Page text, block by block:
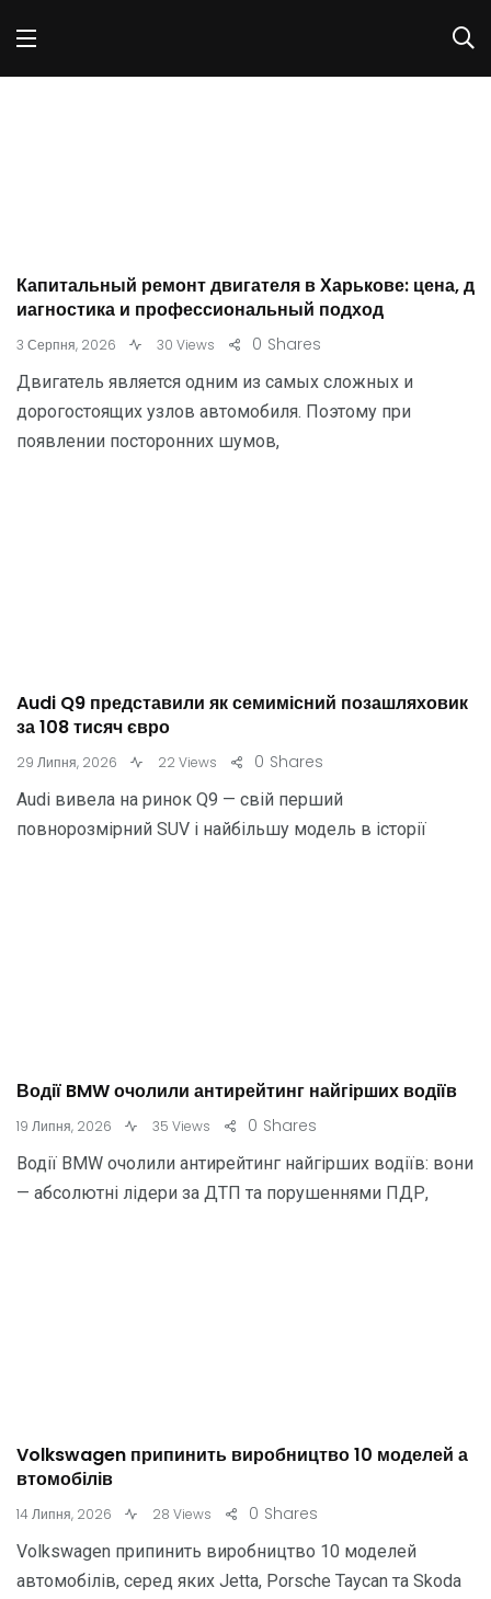
Капитальный ремонт двигателя в Харькове: цена, д
иагностика и профессиональный подход
3 Серпня, 2026 30 Views Shares
0
Двигатель является одним из самых сложных и
дорогостоящих узлов автомобиля. Поэтому при
появлении посторонних шумов,
Audi Q9 представили як семимісний позашляховик
за 108 тисяч євро
29 Липня, 2026 22 Views Shares
0
Audi вивела на ринок Q9 — свій перший
повнорозмірний SUV і найбільшу модель в історії
Водії BMW очолили антирейтинг найгірших водіїв
19 Липня, 2026 35 Views Shares
0
Водії BMW очолили антирейтинг найгірших водіїв: вони
— абсолютні лідери за ДТП та порушеннями ПДР,
Volkswagen припинить виробництво 10 моделей а
втомобілів
14 Липня, 2026 28 Views Shares
0
Volkswagen припинить виробництво 10 моделей
автомобілів, серед яких Jetta, Porsche Taycan та Skoda